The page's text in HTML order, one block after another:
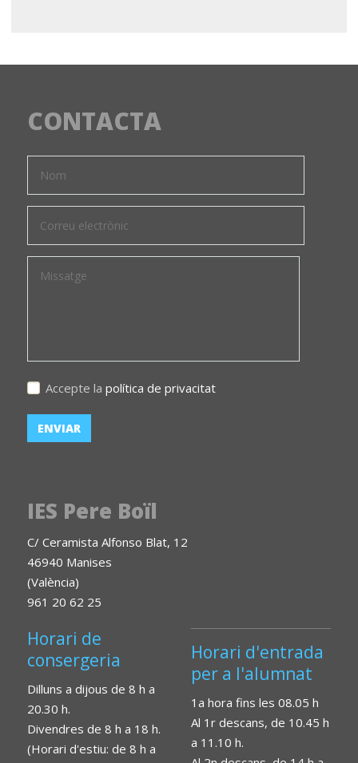
CONTACTA
Accepte la política de privacitat
IES Pere Boïl
C/ Ceramista Alfonso Blat, 12
46940 Manises
(València)
961 20 62 25
Horari de
consergeria
Dilluns a dijous de 8 h a
20.30 h.
Divendres de 8 h a 18 h.
(Horari d'estiu: de 8 h a
Horari d'entrada
per a l'alumnat
1a hora fins les 08.05 h
Al 1r descans, de 10.45 h
a 11.10 h.